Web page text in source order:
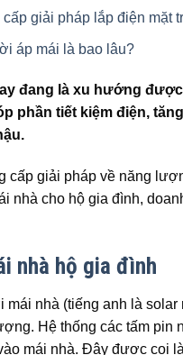
giải pháp lắp điện mặt
áp mái là bao lâu?
đang là xu hướng
phần tiết kiệm điện,
cấp giải pháp về năng
nhà cho hộ gia đình,
nhà hộ gia đình
nhà (tiếng anh là
Hệ thống các tấm
mái nhà. Đây được coi